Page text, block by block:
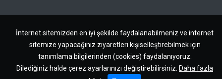
İnternet sitemizden en iyi şekilde faydalanabilmeniz ve internet
sitemize yapacağınız ziyaretleri kişiselleştirebilmek için
tanımlama bilgilerinden (cookies) faydalanıyoruz.
Dilediğiniz halde çerez ayarlarınızı değiştirebilirsiniz. Daha fazla